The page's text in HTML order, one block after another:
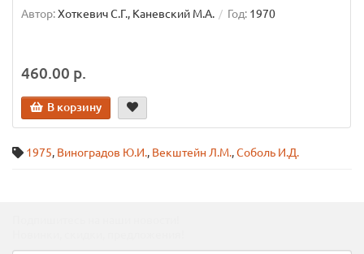
Автор:Хоткевич С.Г., Каневский М.А. Год: 1970
460.00 р.
В корзину
1975, Виноградов Ю.И., Векштейн Л.М.,Соболь И.Д.